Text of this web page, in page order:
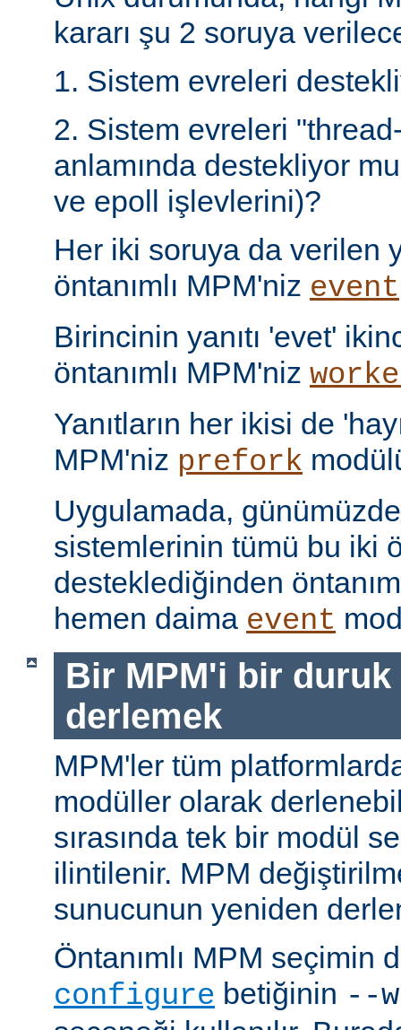
kararı şu 2 soruya
1. Sistem evreleri
2. Sistem evreleri
anlamında destekliyor
ve epoll işlevlerini)?
Her iki soruya da verilen
öntanımlı MPM'niz event
Birincinin yanıtı 'evet'
öntanımlı MPM'niz
Yanıtların her ikisi de
MPM'niz prefork
Uygulamada,
sistemlerinin tümü bu iki
desteklediğinden
hemen daima event
Bir MPM'i bir
derlemek
MPM'ler tüm
modüller olarak
sırasında tek bir modül
ilintilenir. MPM
sunucunun yeniden
Öntanımlı MPM seçimin
configure betiğinin --